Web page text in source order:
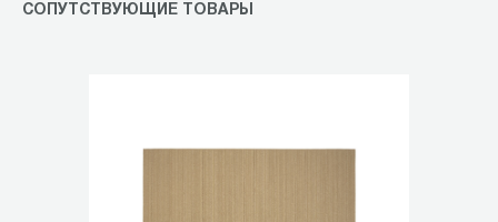
СОПУТСТВУЮЩИЕ ТОВАРЫ